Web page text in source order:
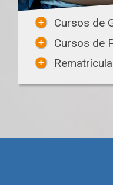
Cursos de
Cursos de